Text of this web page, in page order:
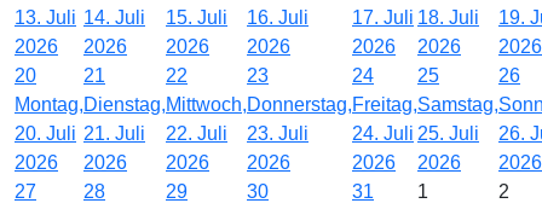
13. Juli
2026
14. Juli
2026
15. Juli
2026
16. Juli
2026
17. Juli
2026
18. Juli
2026
19.
2026
20
Montag,
20. Juli
2026
21
Dienstag,
21. Juli
2026
22
Mittwoch,
22. Juli
2026
23
Donnerstag,
23. Juli
2026
24
Freitag,
24. Juli
2026
25
Samstag,
25. Juli
2026
26
26.
2026
27
28
29
30
31
1 2